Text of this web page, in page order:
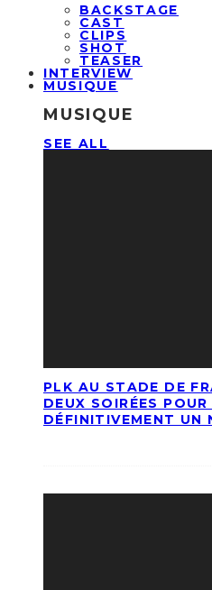
BACKSTAGE
CAST
CLIPS
SHOT
TEASER
INTERVIEW
MUSIQUE
MUSIQUE
SEE ALL
PLK AU STADE DE
DEUX SOIRÉES
DÉFINITIVEMENT UN